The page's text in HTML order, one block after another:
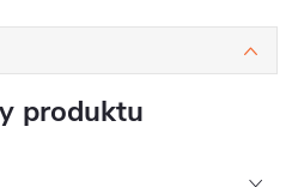
produktu